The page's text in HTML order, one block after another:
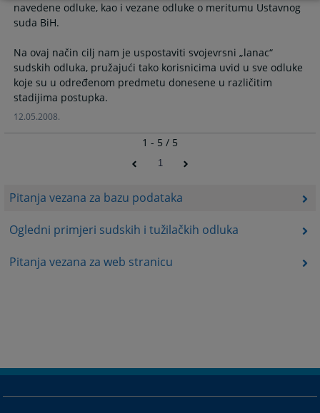
Pitanja vezana za bazu podataka
Ogledni primjeri sudskih i tužilačkih odluka
Pitanja vezana za web stranicu
navedene odluke, kao i vezane odluke o meritumu Ustavnog
suda BiH.
Na ovaj način cilj nam je uspostaviti svojevrsni „lanac“
sudskih odluka, pružajući tako korisnicima uvid u sve odluke
koje su u određenom predmetu donesene u različitim
12.05.2008.
1 - 5 / 5
1